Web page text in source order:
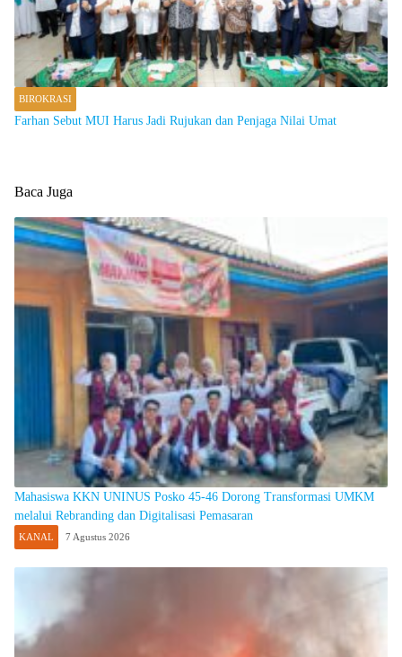
BIROKRASI
Farhan Sebut MUI Harus Jadi Rujukan dan Penjaga Nilai Umat
Baca Juga
Mahasiswa KKN UNINUS Posko 45-46 Dorong Transformasi UMKM
melalui Rebranding dan Digitalisasi Pemasaran
KANAL 7 Agustus 2026